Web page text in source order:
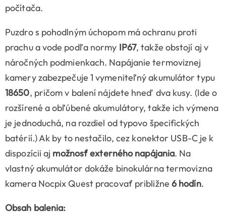
počítača.
Puzdro s pohodlným úchopom má ochranu proti
prachu a vode podľa normy IP67, takže obstojí aj v
náročných podmienkach. Napájanie termoviznej
kamery zabezpečuje 1 vymeniteľný akumulátor typu
18650, pričom v balení nájdete hneď dva kusy. (Ide o
rozšírené a obľúbené akumulátory, takže ich výmena
je jednoduchá, na rozdiel od typovo špecifických
batérií.) Ak by to nestačilo, cez konektor USB-C je k
dispozícii aj možnosť externého napájania. Na
vlastný akumulátor dokáže binokulárna termovizna
kamera Nocpix Quest pracovať približne 6 hodín.
Obsah balenia: